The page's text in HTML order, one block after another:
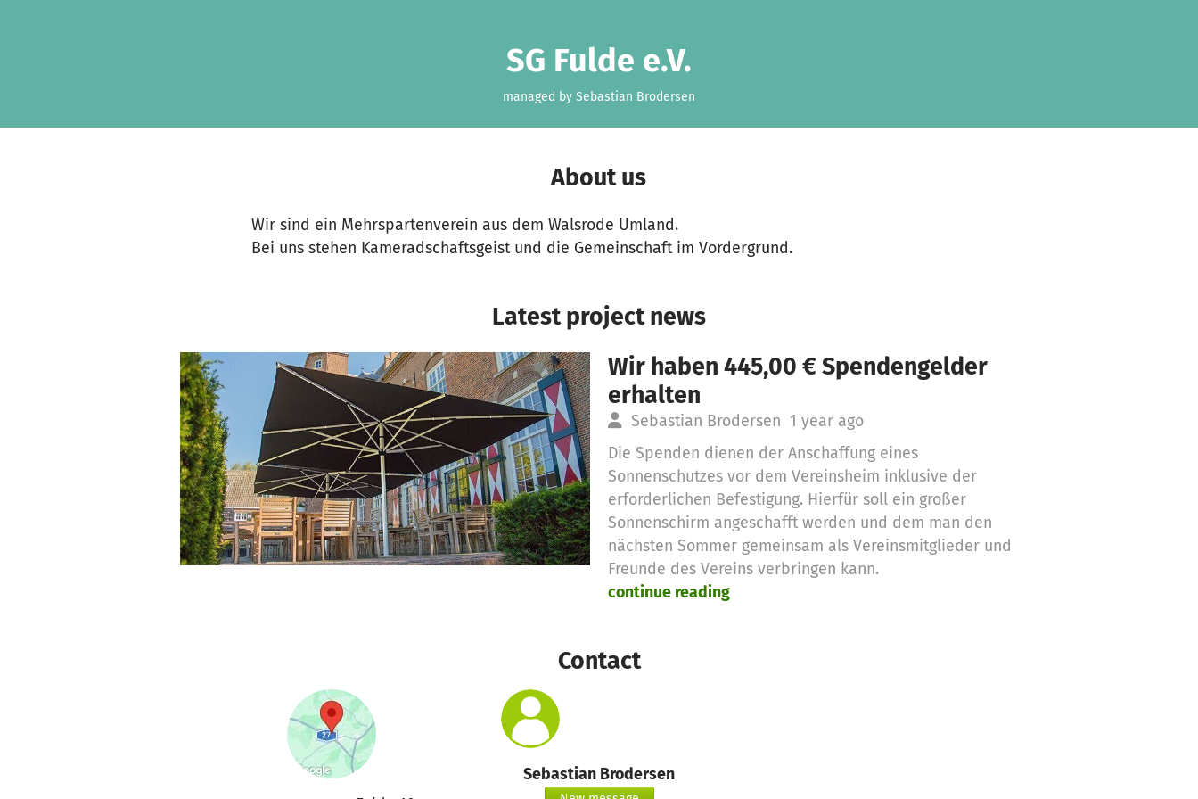
SG Fulde e.V.
managed by Sebastian Brodersen
About us
Wir sind ein Mehrspartenverein aus dem Walsrode Umland.
Bei uns stehen Kameradschaftsgeist und die Gemeinschaft im Vordergrund.
Latest project news
Wir haben 445,00 € Spendengelder
erhalten
Sebastian Brodersen 1 year ago
Die Spenden dienen der Anschaffung eines
Sonnenschutzes vor dem Vereinsheim inklusive der
erforderlichen Befestigung. Hierfür soll ein großer
Sonnenschirm angeschafft werden und dem man den
nächsten Sommer gemeinsam als Vereinsmitglieder und
Freunde des Vereins verbringen kann.
continue reading
Contact
Sebastian Brodersen